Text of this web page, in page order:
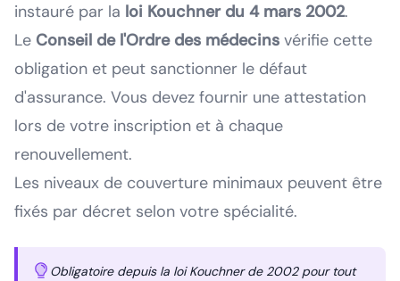
instauré par la loi Kouchner du 4 mars 2002.
Le Conseil de l'Ordre des médecins vérifie cette
obligation et peut sanctionner le défaut
d'assurance. Vous devez fournir une attestation
lors de votre inscription et à chaque
renouvellement.
Les niveaux de couverture minimaux peuvent être
fixés par décret selon votre spécialité.
Obligatoire depuis la loi Kouchner de 2002 pour tout